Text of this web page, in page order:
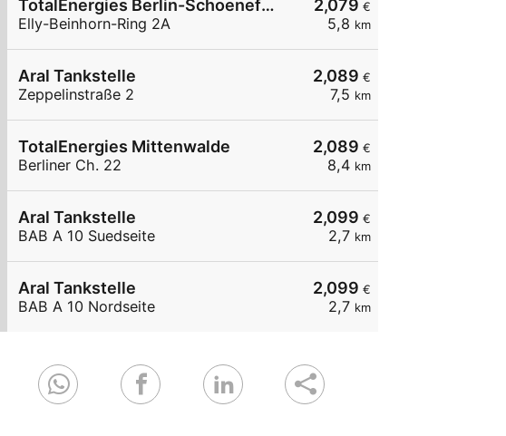
2,079 €
5,8 km
TotalEnergies Berlin-Schoenefeld
Elly-Beinhorn-Ring 2A
2,089 €
7,5 km
Aral Tankstelle
Zeppelinstraße 2
2,089 €
8,4 km
TotalEnergies Mittenwalde
Berliner Ch. 22
2,099 €
2,7 km
Aral Tankstelle
BAB A 10 Suedseite
2,099 €
2,7 km
Aral Tankstelle
BAB A 10 Nordseite